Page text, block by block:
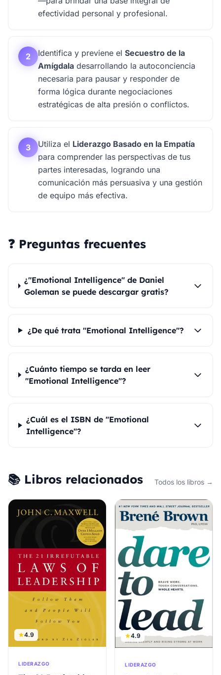
efectividad personal y profesional.
2 Identifica y previene el Secuestro de la
Amígdala desarrollando la autoconciencia
necesaria para pausar y responder de
forma lógica durante negociaciones
estratégicas de alta presión o conflictos.
3 Utiliza el Liderazgo Basado en la Empatía
para comprender las perspectivas de tus
partes interesadas, logrando una
comunicación más persuasiva y una gestión
de equipo más efectiva.
❓ Preguntas frecuentes
¿"Emotional Intelligence" de Daniel
Goleman se puede descargar gratis?
¿De qué trata "Emotional Intelligence"?
¿Cuánto tiempo se tarda en leer
"Emotional Intelligence"?
¿Cuál es el ISBN de "Emotional
Intelligence"?
📚 Libros relacionados Todos los libros →
4.9
LIDERAZGO
4.9
LIDERAZGO